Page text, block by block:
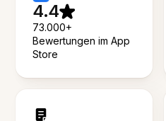
4.4
73.000+
Bewertungen im App
Store